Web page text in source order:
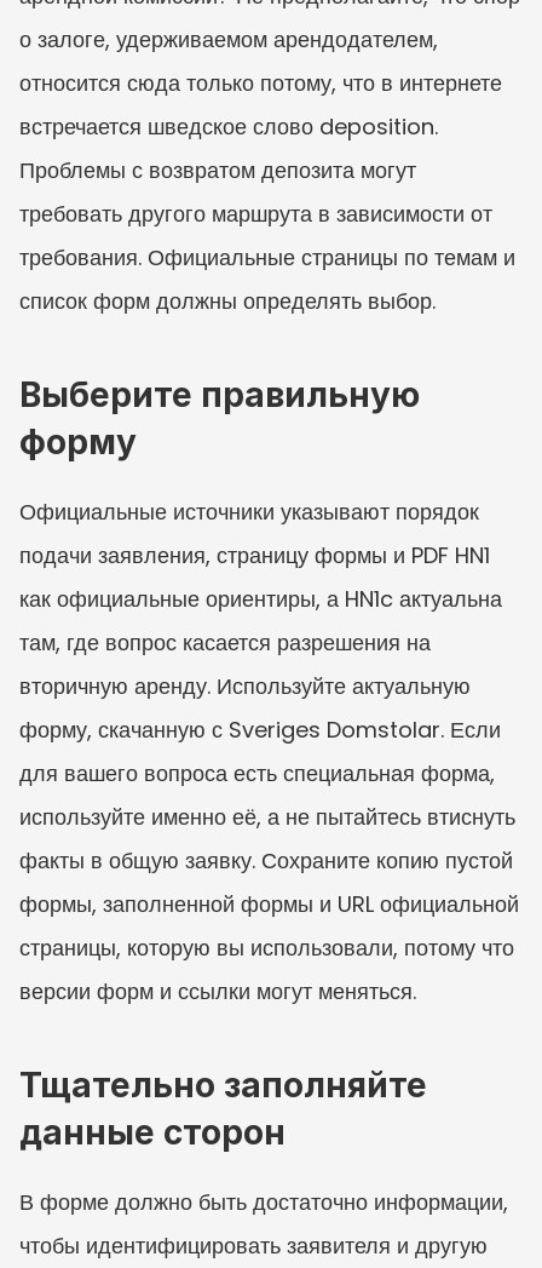
о залоге, удерживаемом арендодателем,
относится сюда только потому, что в интернете
встречается шведское слово deposition.
Проблемы с возвратом депозита могут
требовать другого маршрута в зависимости от
требования. Официальные страницы по темам и
список форм должны определять выбор.
Выберите правильную
форму
Официальные источники указывают порядок
подачи заявления, страницу формы и PDF HN1
как официальные ориентиры, а HN1c актуальна
там, где вопрос касается разрешения на
вторичную аренду. Используйте актуальную
форму, скачанную с Sveriges Domstolar. Если
для вашего вопроса есть специальная форма,
используйте именно её, а не пытайтесь втиснуть
факты в общую заявку. Сохраните копию пустой
формы, заполненной формы и URL официальной
страницы, которую вы использовали, потому что
версии форм и ссылки могут меняться.
Тщательно заполняйте
данные сторон
В форме должно быть достаточно информации,
чтобы идентифицировать заявителя и другую